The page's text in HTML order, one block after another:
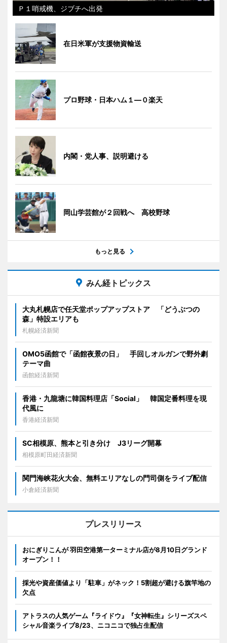
Ｐ１哨戒機、ジブチへ出発
在日米軍が支援物資輸送
プロ野球・日本ハム１―０楽天
内閣・党人事、説明避ける
岡山学芸館が２回戦へ 高校野球
もっと見る
みん経トピックス
大丸札幌店で任天堂ポップアップストア 「どうぶつの
森」特設エリアも
札幌経済新聞
OMO5函館で「函館夜景の日」 手回しオルガンで野外劇
テーマ曲
函館経済新聞
香港・九龍塘に韓国料理店「Social」 韓国定番料理を現
代風に
香港経済新聞
SC相模原、熊本と引き分け J3リーグ開幕
相模原町田経済新聞
関門海峡花火大会、無料エリアなしの門司側をライブ配信
小倉経済新聞
プレスリリース
おにぎりこんが 羽田空港第一ターミナル店が8月10日グランド
オープン！！
採光や資産価値より「駐車」がネック！5割超が避ける旗竿地の
欠点
アトラスの人気ゲーム『ライドウ』『女神転生』シリーズスペ
シャル音楽ライブ8/23、ニコニコで独占生配信